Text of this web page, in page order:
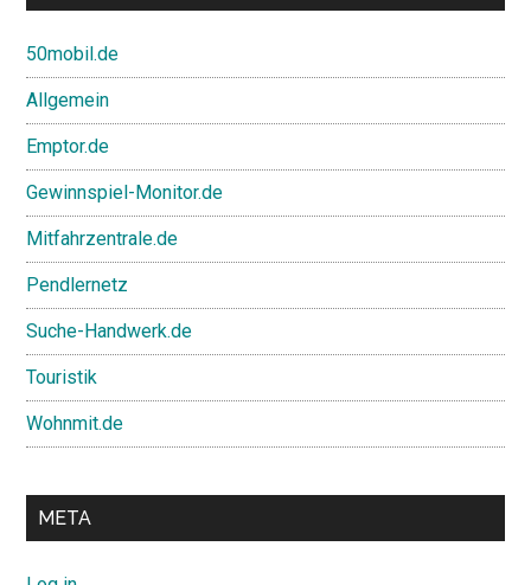
50mobil.de
Allgemein
Emptor.de
Gewinnspiel-Monitor.de
Mitfahrzentrale.de
Pendlernetz
Suche-Handwerk.de
Touristik
Wohnmit.de
META